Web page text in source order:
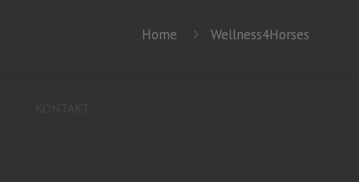
Home Wellness4Horses